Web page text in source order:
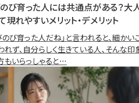
び育った人には共通点がある？大
現れやすいメリット・デメリット
のび育った人だね」と言われると、細かい
れず、自分らしく生きている人、そんな印
もいらっしゃると…